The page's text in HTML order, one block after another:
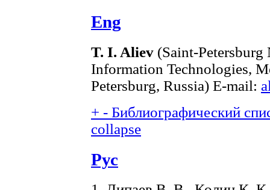
Eng
T. I. Aliev (Saint-
Information Technologies,
Petersburg, Russia) E-mail:
+ - Библиографический
collapse
Рус